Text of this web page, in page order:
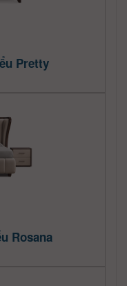
Pretty
Rosana